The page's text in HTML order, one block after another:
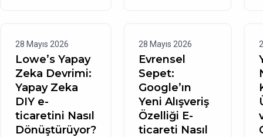
28 Mayıs 2026
Lowe’s Yapay
Zeka Devrimi:
Yapay Zeka
DIY e-
ticaretini Nasıl
Dönüştürüyor?
28 Mayıs 2026
Evrensel
Sepet:
Google’ın
Yeni Alışveriş
Özelliği E-
ticareti Nasıl